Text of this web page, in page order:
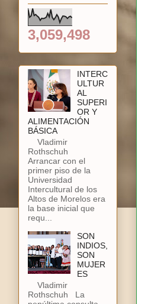
3,059,498
INTERC
ULTUR
AL
SUPERI
OR Y
ALIMENTACIÓN
BÁSICA
Vladimir
Rothschuh
Arrancar con el
primer piso de la
Universidad
Intercultural de los
Altos de Morelos era
la base inicial que
requ...
SON
INDIOS,
SON
MUJER
ES
Vladimir
Rothschuh La